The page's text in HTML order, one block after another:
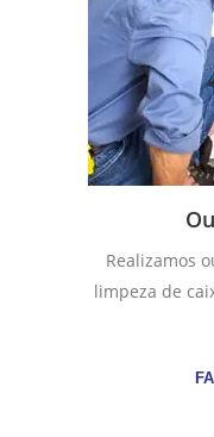
Realizamos
limpeza de